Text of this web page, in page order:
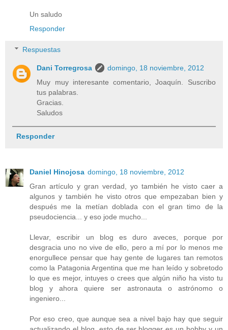
Un saludo
Responder
Respuestas
Dani Torregrosa
domingo, 18 noviembre, 2012
Muy muy interesante comentario, Joaquín. Suscribo
tus palabras.
Gracias.
Saludos
Responder
Daniel Hinojosa domingo, 18 noviembre, 2012
Gran artículo y gran verdad, yo también he visto caer a
algunos y también he visto otros que empezaban bien y
después me la metían doblada con el gran timo de la
pseudociencia... y eso jode mucho...
Llevar, escribir un blog es duro aveces, porque por
desgracia uno no vive de ello, pero a mí por lo menos me
enorgullece pensar que hay gente de lugares tan remotos
como la Patagonia Argentina que me han leído y sobretodo
lo que es mejor, intuyes o crees que algún niño ha visto tu
blog y ahora quiere ser astronauta o astrónomo o
ingeniero...
Por eso creo, que aunque sea a nivel bajo hay que seguir